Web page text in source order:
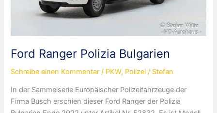
Ford Ranger Polizia Bulgarien
Schreibe einen Kommentar / PKW, Polizei / Stefan
In der Sammelserie Europäischer Polizeifahrzeuge der
Firma Busch erschien dieser Ford Ranger der Polizia